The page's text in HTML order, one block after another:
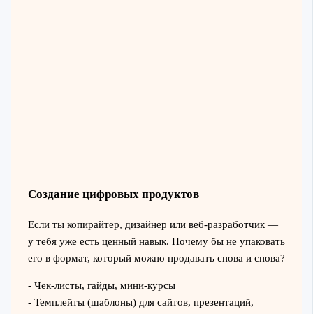
Создание цифровых продуктов
Если ты копирайтер, дизайнер или веб-разработчик —
у тебя уже есть ценный навык. Почему бы не упаковать
его в формат, который можно продавать снова и снова?
- Чек-листы, гайды, мини-курсы
- Темплейты (шаблоны) для сайтов, презентаций,